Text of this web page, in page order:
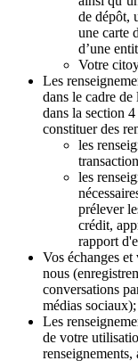
de dépôt,
une carte
d’une
Votre
Les
dans le cadre
dans la section
constituer des
les
les
prélever
crédit,
rapport
Vos échanges
nous
conversations
médias sociaux);
Les
de votre
renseignements,